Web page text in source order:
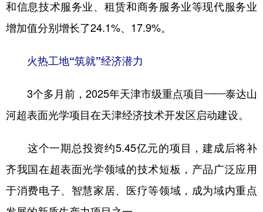
和信息技术服务业、租赁和商务服务业等现代服务业
增加值分别增长了24.1%、17.9%。
火热工地“筑就”经济潜力
3个多月前，2025年天津市级重点项目——泰达山
河超表面光学项目在天津经济技术开发区启动建设。
这个一期总投资约5.45亿元的项目，建成后将补
齐我国在超表面光学领域的技术短板，产品广泛应用
于消费电子、智慧家居、医疗等领域，成为域内重点